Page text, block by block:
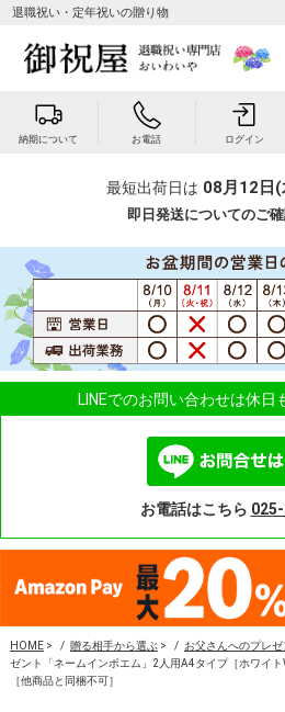
退職祝い・定年祝いの贈り物
納期について お電話 ログイン
最短出荷日は 08月12日(
即日発送についてのご
LINEでのお問い合わせは休日
お電話はこちら
HOME> 贈る相手から選ぶ> お父さんへのプレゼ
ゼント「ネームインポエム」2人用A4タイプ［ホワイ
［他商品と同梱不可］